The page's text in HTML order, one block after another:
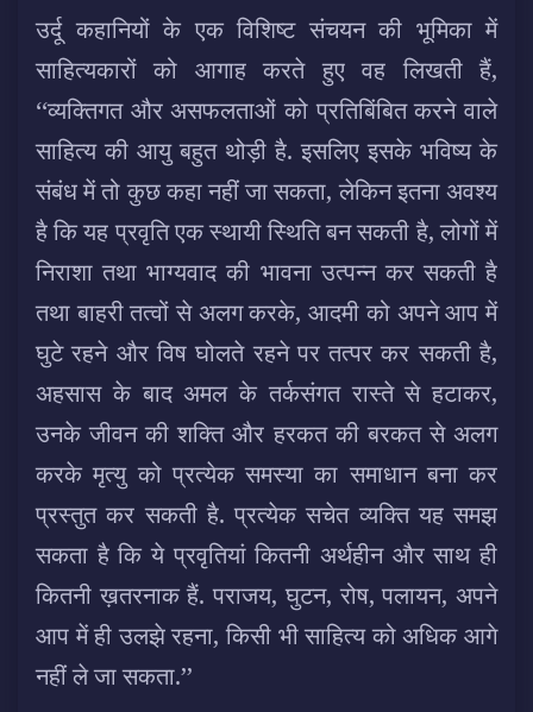
उर्दू कहानियों के एक विशिष्ट संचयन की भूमिका में
साहित्यकारों को आगाह करते हुए वह लिखती हैं,
‘‘व्यक्तिगत और असफलताओं को प्रतिबिंबित करने वाले
साहित्य की आयु बहुत थोड़ी है. इसलिए इसके भविष्य के
संबंध में तो कुछ कहा नहीं जा सकता, लेकिन इतना अवश्य
है कि यह प्रवृति एक स्थायी स्थिति बन सकती है, लोगों में
निराशा तथा भाग्यवाद की भावना उत्पन्न कर सकती है
तथा बाहरी तत्वों से अलग करके, आदमी को अपने आप में
घुटे रहने और विष घोलते रहने पर तत्पर कर सकती है,
अहसास के बाद अमल के तर्कसंगत रास्ते से हटाकर,
उनके जीवन की शक्ति और हरकत की बरकत से अलग
करके मृत्यु को प्रत्येक समस्या का समाधान बना कर
प्रस्तुत कर सकती है. प्रत्येक सचेत व्यक्ति यह समझ
सकता है कि ये प्रवृतियां कितनी अर्थहीन और साथ ही
कितनी ख़तरनाक हैं. पराजय, घुटन, रोष, पलायन, अपने
आप में ही उलझे रहना, किसी भी साहित्य को अधिक आगे
नहीं ले जा सकता.’’